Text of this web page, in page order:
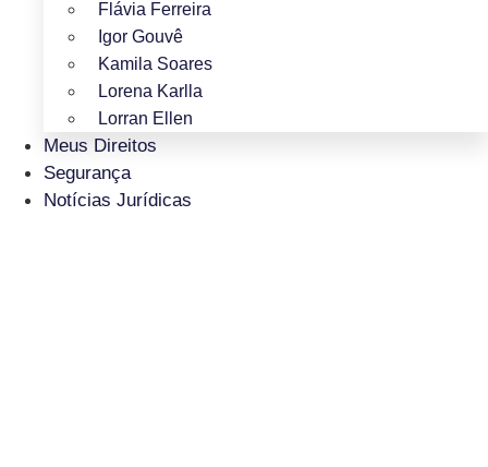
Flávia Ferreira
Igor Gouvê
Kamila Soares
Lorena Karlla
Lorran Ellen
Meus Direitos
Segurança
Notícias Jurídicas